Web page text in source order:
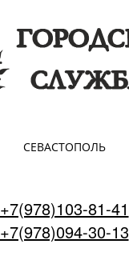
СЕВАСТОПОЛЬ
+7(978)103-81-41
+7(978)094-30-13